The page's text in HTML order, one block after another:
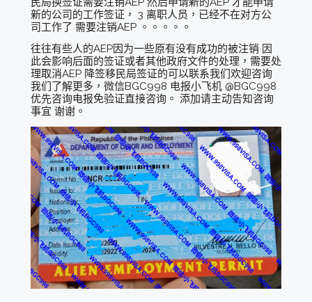
新的公司的工作签证， 3 离职人员，已经不在对方公
司工作了 需要注销AEP 。。。。。
往往有些人的AEP因为一些原有没有成功的被注销 因
此会影响后面的签证或者其他政府文件的处理，需要处
理取消AEP 降签移民局签证的可以联系我们欢迎咨询
我们了解更多，微信BGC998 电报小飞机 @BGC998
优先咨询电报免验证直接咨询。 添加请主动告知咨询
事宜 谢谢。